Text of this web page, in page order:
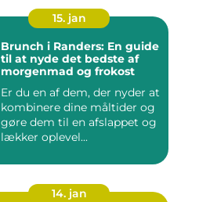
15. jan
Brunch i Randers: En guide
til at nyde det bedste af
morgenmad og frokost
Er du en af dem, der nyder at
kombinere dine måltider og
gøre dem til en afslappet og
lækker oplevel...
14. jan